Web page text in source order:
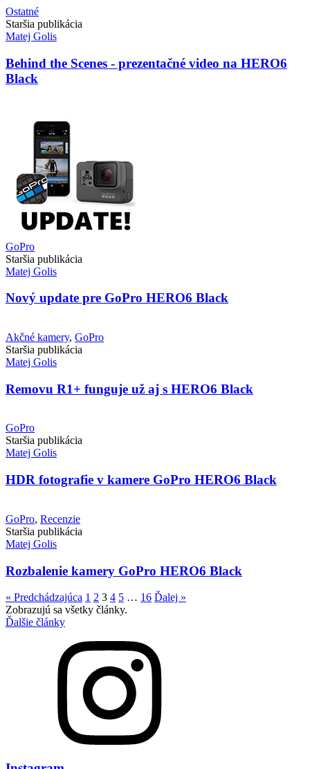
Ostatné
Staršia publikácia
Matej Golis
Behind the Scenes - prezentačné video na HERO6
Black
GoPro
Staršia publikácia
Matej Golis
Nový update pre GoPro HERO6 Black
Akčné kamery, GoPro
Staršia publikácia
Matej Golis
Removu R1+ funguje už aj s HERO6 Black
GoPro
Staršia publikácia
Matej Golis
HDR fotografie v kamere GoPro HERO6 Black
GoPro, Recenzie
Staršia publikácia
Matej Golis
Rozbalenie kamery GoPro HERO6 Black
« Predchádzajúca 1 2 3 4 5 … 16 Ďalej »
Zobrazujú sa všetky články.
Ďalšie články